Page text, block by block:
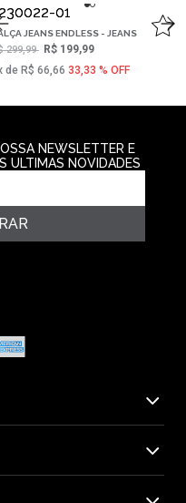
JEANS ENDLESS - JEANS
299,99 R$ 199,99
de R$ 66,66 33,33 % OFF
NEWSLETTER E
ULTIMAS NOVIDADES